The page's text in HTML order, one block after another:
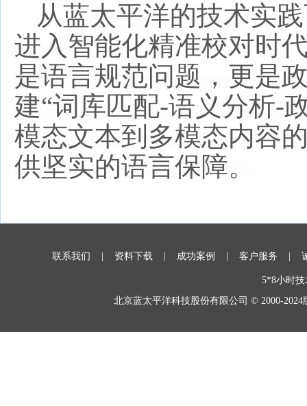
从蓝太平洋的技术实
进入智能化精准校对时
是语言规范问题，更是
建“词库匹配-语义分析-
模态文本到多模态内容
供坚实的语言保障。
联系我们 | 资料下载 | 成功案例 | 客户服务 |
5*8小时
北京蓝太平洋科技股份有限公司 © 2000-2024